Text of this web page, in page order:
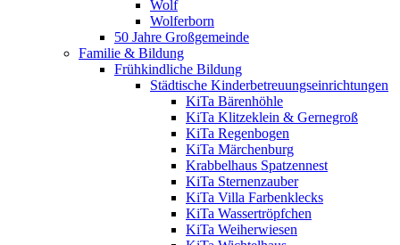
Wolf
Wolferborn
50 Jahre Großgemeinde
Familie & Bildung
Frühkindliche Bildung
Städtische Kinderbetreuungseinrichtungen
KiTa Bärenhöhle
KiTa Klitzeklein & Gernegroß
KiTa Regenbogen
KiTa Märchenburg
Krabbelhaus Spatzennest
KiTa Sternenzauber
KiTa Villa Farbenklecks
KiTa Wassertröpfchen
KiTa Weiherwiesen